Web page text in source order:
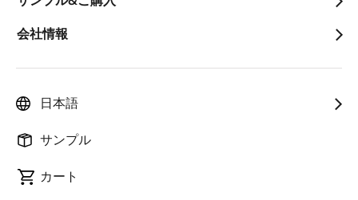
会社情報
日本語
サンプル
カート
テム用インバータの高電圧化・小型化
に貢献～
2012年5月16日